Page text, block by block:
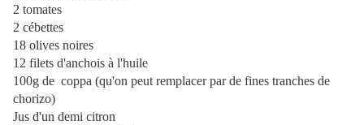
2 tomates
2 cébettes
18 olives noires
12 filets d'anchois à l'huile
100g de coppa (qu'on peut remplacer par de fines tranches de
chorizo)
Jus d'un demi citron